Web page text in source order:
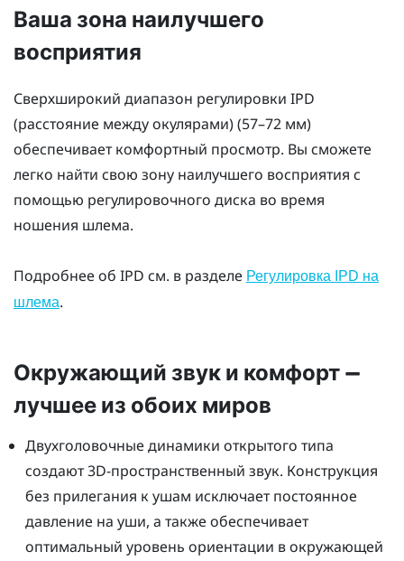
Ваша зона наилучшего
восприятия
Сверхширокий диапазон регулировки IPD
(расстояние между окулярами) (57–72 мм)
обеспечивает комфортный просмотр. Вы сможете
легко найти свою зону наилучшего восприятия с
помощью регулировочного диска во время
ношения шлема.
Подробнее об IPD см. в разделе Регулировка IPD на
шлема.
Окружающий звук и комфорт —
лучшее из обоих миров
Двухголовочные динамики открытого типа
создают 3D-пространственный звук. Конструкция
без прилегания к ушам исключает постоянное
давление на уши, а также обеспечивает
оптимальный уровень ориентации в окружающей